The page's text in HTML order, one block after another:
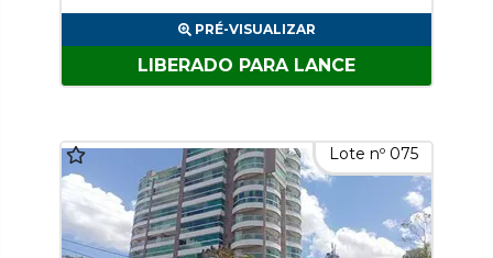
PRÉ-VISUALIZAR
LIBERADO PARA LANCE
Lote nº 075